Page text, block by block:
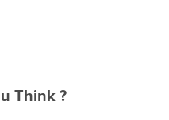
Think ?